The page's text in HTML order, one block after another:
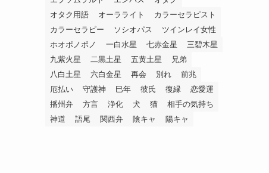
オタク用語
オーラライト
カラーセラピスト
カラーセラピー
ソシオパス
ツインレイ女性
ホオポノポノ
一白水星 七赤金星
三碧木星
九紫火星
二黒土星 五黄土星
兄弟
八白土星
六白金星 再会 別れ
前兆
厄払い
守護神 巳年 彼氏 復縁
恋愛運
播州弁
方言 浄化 犬 猫
相手の気持ち
神道
語尾 関西弁 陰キャ 陽キャ